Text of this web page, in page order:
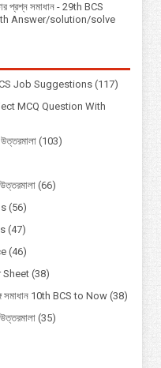
প্রশ্ন সমাধান - 29th BCS
Answer/solution/solve
Job Suggestions (117)
MCQ Question With
(103)
(66)
(56)
(47)
(46)
Sheet (38)
সমাধান 10th BCS to Now (38)
(35)